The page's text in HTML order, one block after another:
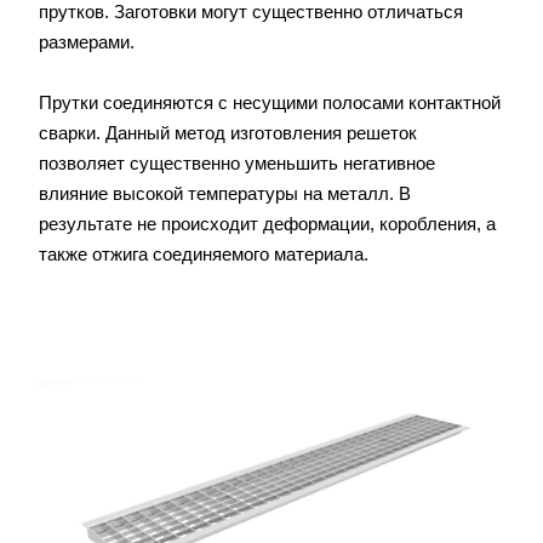
прутков. Заготовки могут существенно отличаться
размерами.
Прутки соединяются с несущими полосами контактной
сварки. Данный метод изготовления решеток
позволяет существенно уменьшить негативное
влияние высокой температуры на металл. В
результате не происходит деформации, коробления, а
также отжига соединяемого материала.